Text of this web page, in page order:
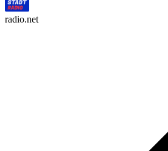
radio.net